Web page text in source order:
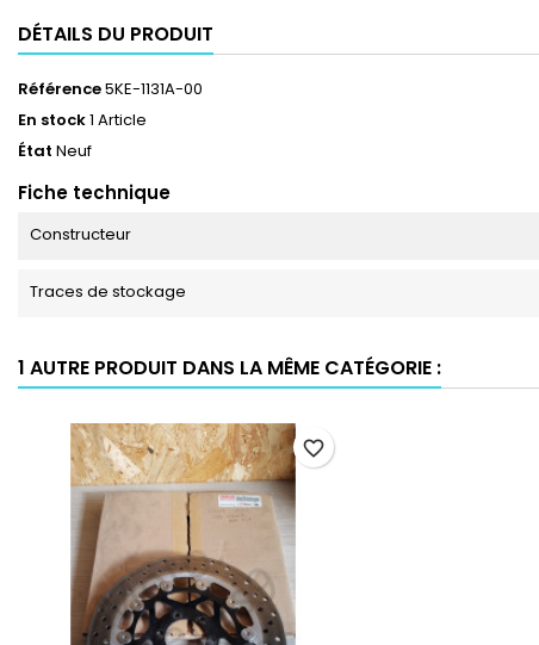
DÉTAILS DU PRODUIT
Référence5KE-1131A-00
En stock1 Article
État Neuf
Fiche technique
Constructeur
Traces de stockage
1 AUTRE PRODUIT DANS LA MÊME CATÉGORIE :
favorite_border